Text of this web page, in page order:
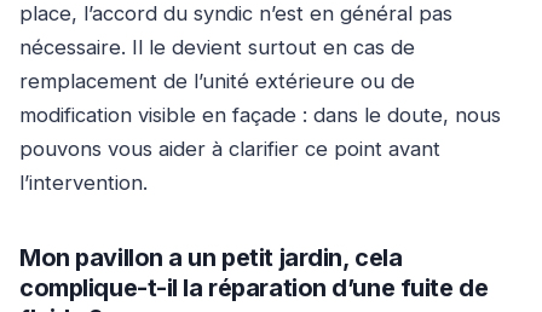
place, l’accord du syndic n’est en général pas
nécessaire. Il le devient surtout en cas de
remplacement de l’unité extérieure ou de
modification visible en façade : dans le doute, nous
pouvons vous aider à clarifier ce point avant
l’intervention.
Mon pavillon a un petit jardin, cela
complique-t-il la réparation d’une fuite de